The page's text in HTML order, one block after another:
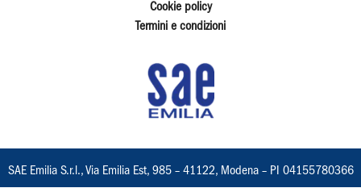
Cookie policy
Termini e condizioni
SAE Emilia S.r.l., Via Emilia Est, 985 – 41122, Modena – PI 04155780366